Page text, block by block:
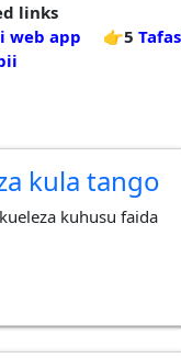
links
web app 👉5
kula tango
kuhusu faida